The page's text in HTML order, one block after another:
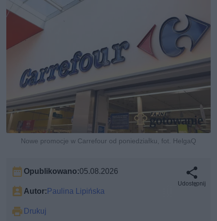
Nowe promocje w Carrefour od poniedziałku, fot. HelgaQ
Opublikowano:05.08.2026
Autor:Paulina Lipińska
Drukuj
Udostępnij